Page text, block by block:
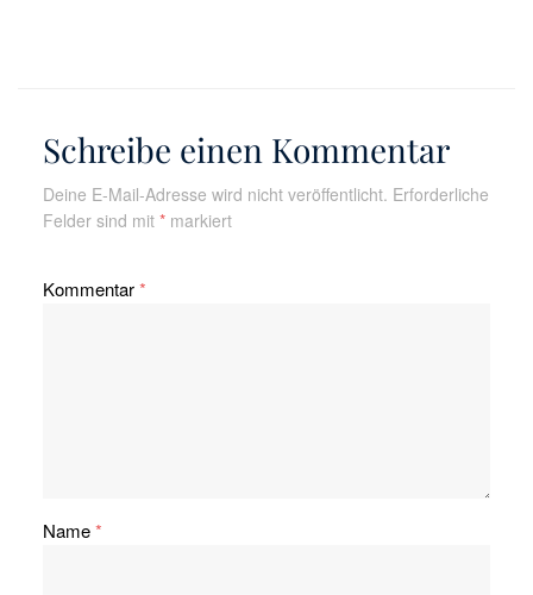
Schreibe einen Kommentar
Deine E-Mail-Adresse wird nicht veröffentlicht. Erforderliche
Felder sind mit *markiert
Kommentar*
Name*